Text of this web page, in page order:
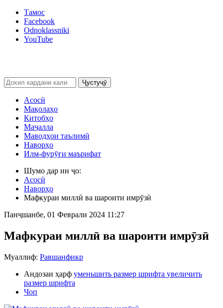
Тамос
Facebook
Odnoklassniki
YouTube
Ҷустуҷӯ
Асосӣ
Мақолаҳо
Китобҳо
Маҷалла
Маводҳои таълимӣ
Наворҳо
Илм-фурӯғи маърифат
Шумо дар ин ҷо:
Асосӣ
Наворҳо
Мафкураи миллӣ ва шароити имрӯзӣ
Панҷшанбе, 01 Феврали 2024 11:27
Мафкураи миллӣ ва шароити имрӯзӣ
Муаллиф: Равшанфикр
Андозаи ҳарф уменьшить размер шрифта увеличить
размер шрифта
Чоп